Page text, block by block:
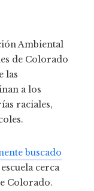
Ambiental
de Colorado
las
a los
raciales,
buscado
cerca
Colorado.